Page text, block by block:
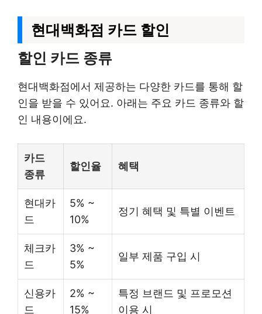
현대백화점 카드 할인
할인 카드 종류
현대백화점에서 제공하는 다양한 카드를 통해 할
인을 받을 수 있어요. 아래는 주요 카드 종류와 할
인 내용이에요.
카드
종류
할인율 혜택
현대카
드
5% ~
10%
정기 혜택 및 특별 이벤트
체크카
드
3% ~
5%
일부 제품 구입 시
신용카
드
2% ~
15%
특정 브랜드 및 프로모션
이용 시